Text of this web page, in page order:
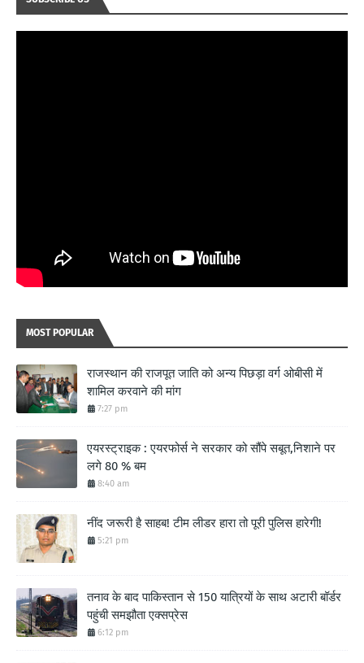
MOST POPULAR
राजस्थान की राजपूत जाति को अन्य पिछड़ा वर्ग ओबीसी में
शामिल करवाने की मांग
7:27 pm
एयरस्ट्राइक : एयरफोर्स ने सरकार को सौंपे सबूत,निशाने पर
लगे 80 % बम
8:40 am
नींद जरूरी है साहब! टीम लीडर हारा तो पूरी पुलिस हारेगी!
5:21 pm
तनाव के बाद पाकिस्तान से 150 यात्रियों के साथ अटारी बॉर्डर
पहुंची समझौता एक्सप्रेस
6:12 pm